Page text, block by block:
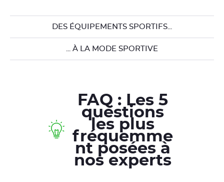
DES ÉQUIPEMENTS SPORTIFS...
... À LA MODE SPORTIVE
FAQ : Les 5
questions
les plus
fréquemme
nt posées à
nos experts